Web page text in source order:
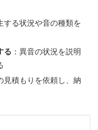
する状況や音の種類を
る ：異音の状況を説明
見積もりを依頼し、納